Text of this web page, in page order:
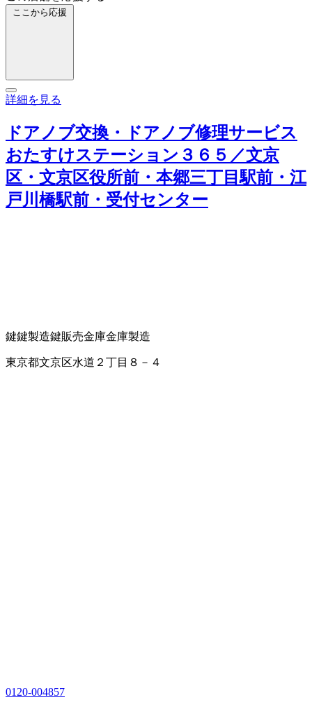
ここから応援
詳細を見る
ドアノブ交換・ドアノブ修理サービス
おたすけステーション３６５／文京
区・文京区役所前・本郷三丁目駅前・江
戸川橋駅前・受付センター
鍵鍵製造鍵販売金庫金庫製造
東京都文京区水道２丁目８－４
0120-004857